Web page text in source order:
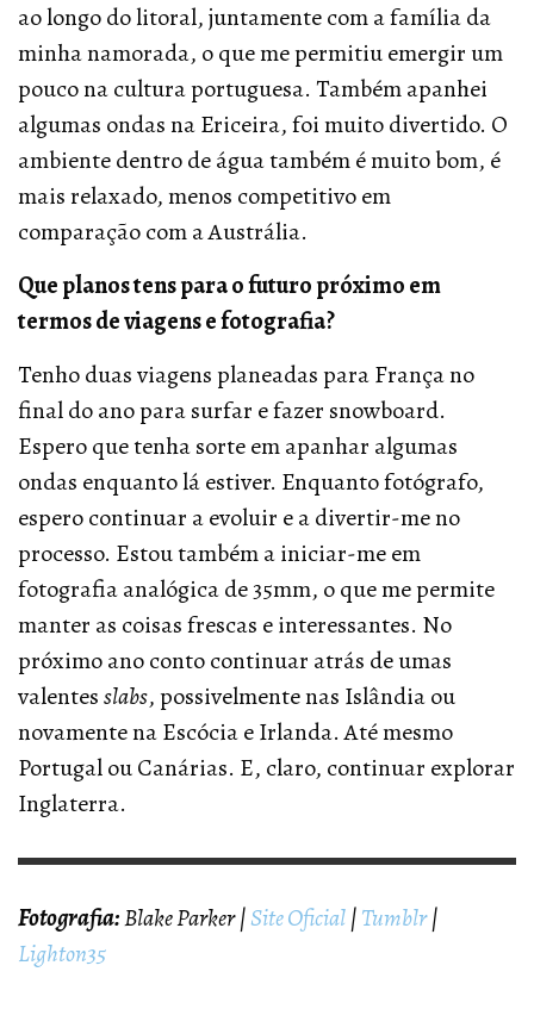
ao longo do litoral, juntamente com a família da
minha namorada, o que me permitiu emergir um
pouco na cultura portuguesa. Também apanhei
algumas ondas na Ericeira, foi muito divertido. O
ambiente dentro de água também é muito bom, é
mais relaxado, menos competitivo em
comparação com a Austrália.
Que planos tens para o futuro próximo em
termos de viagens e fotografia?
Tenho duas viagens planeadas para França no
final do ano para surfar e fazer snowboard.
Espero que tenha sorte em apanhar algumas
ondas enquanto lá estiver. Enquanto fotógrafo,
espero continuar a evoluir e a divertir-me no
processo. Estou também a iniciar-me em
fotografia analógica de 35mm, o que me permite
manter as coisas frescas e interessantes. No
próximo ano conto continuar atrás de umas
valentesslabs, possivelmente nas Islândia ou
novamente na Escócia e Irlanda. Até mesmo
Portugal ou Canárias. E, claro, continuar explorar
Inglaterra.
Fotografia:Blake Parker |Site Oficial|Tumblr|
Lighton35